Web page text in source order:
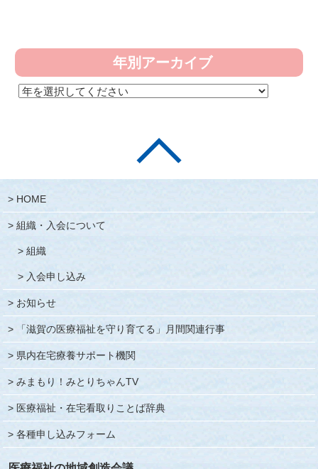
年別アーカイブ
HOME
組織・入会について
組織
入会申し込み
お知らせ
「滋賀の医療福祉を守り育てる」月間関連行事
県内在宅療養サポート機関
みまもり！みとりちゃんTV
医療福祉・在宅看取りことば辞典
各種申し込みフォーム